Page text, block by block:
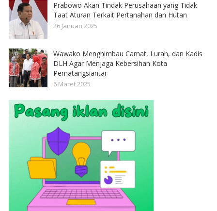
Prabowo Akan Tindak Perusahaan yang Tidak
Taat Aturan Terkait Pertanahan dan Hutan
26 Januari 2025
Wawako Menghimbau Camat, Lurah, dan Kadis
DLH Agar Menjaga Kebersihan Kota
Pematangsiantar
6 Maret 2025